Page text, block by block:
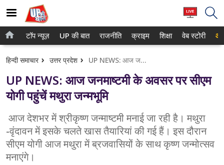
होम
टॉप न्यूज़
UP की बात
क्राइम
शिक्षा
टॉप न्यूज़ UP की बात राजनीति क्राइम शिक्षा वेब स्टोरी
हिन्दी समाचार उत्तर प्रदेश UP NEWS: आज जनमाष्टमी के अवसर पर सीएम योगी पहुंचें मथुरा जन्मभूमि
UP NEWS: आज जनमाष्टमी के अवसर पर सीएम
योगी पहुंचें मथुरा जन्मभूमि
आज देशभर में श्रीकृष्‍ण जन्‍माष्‍टमी मनाई जा रही है। मथुरा
-वृंदावन में इसके चलते खास तैयारियां की गई हैं। इस दौरान
सीएम योगी आज मथुरा में ब्रजवासियों के साथ कृष्‍ण जन्‍मोत्‍सव
मनाएंगे।
गाजियाबाद
लखनऊ
वाराणसी
आगरा